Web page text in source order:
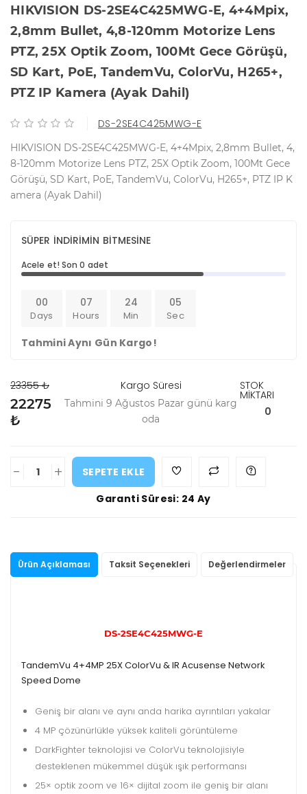
HIKVISION DS-2SE4C425MWG-E, 4+4Mpix,
2,8mm Bullet, 4,8-120mm Motorize Lens
PTZ, 25X Optik Zoom, 100Mt Gece Görüşü,
SD Kart, PoE, TandemVu, ColorVu, H265+,
PTZ IP Kamera (Ayak Dahil)
DS-2SE4C425MWG-E
HIKVISION DS-2SE4C425MWG-E, 4+4Mpix, 2,8mm Bullet, 4,
8-120mm Motorize Lens PTZ, 25X Optik Zoom, 100Mt Gece
Görüşü, SD Kart, PoE, TandemVu, ColorVu, H265+, PTZ IP K
amera (Ayak Dahil)
SÜPER İNDİRİMİN BİTMESİNE
Acele et! Son 0 adet
00
Days
07
Hours
24
Min
05
Sec
Tahmini Aynı Gün Kargo!
23355 ₺
22275
₺
Kargo Süresi
Tahmini 9 Ağustos Pazar günü karg
oda
STOK
MİKTARI
0
- +
SEPETE EKLE
Garanti Süresi: 24 Ay
Ürün Açıklaması Taksit Seçenekleri Değerlendirmeler
DS-2SE4C425MWG-E
TandemVu 4+4MP 25X ColorVu & IR Acusense Network
Speed Dome
Geniş bir alanı ve aynı anda harika ayrıntıları yakalar
4 MP çözünürlükle yüksek kaliteli görüntüleme
DarkFighter teknolojisi ve ColorVu teknolojisiyle
desteklenen mükemmel düşük ışık performansı
25× optik zoom ve 16× dijital zoom ile geniş bir alanı